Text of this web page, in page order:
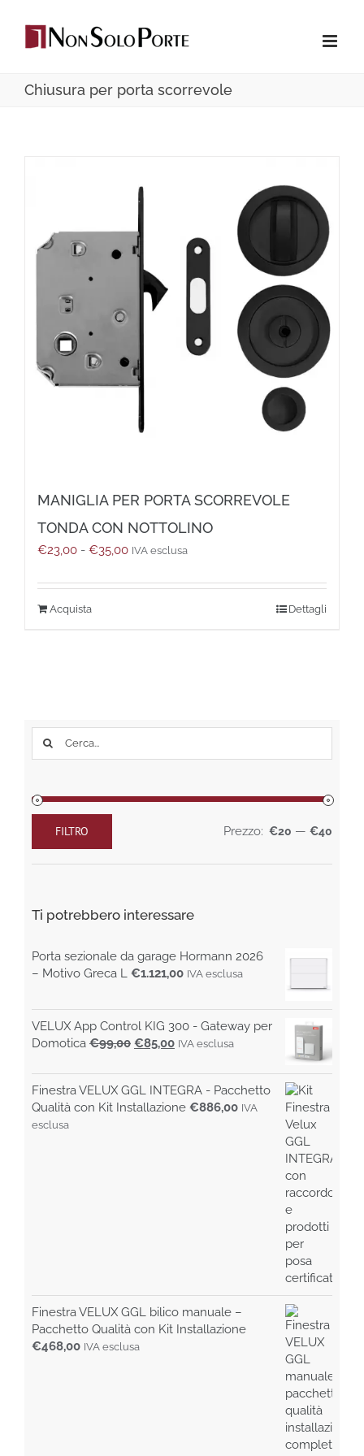
contenuto
Chiusura per porta scorrevole
MANIGLIA PER PORTA SCORREVOLE
TONDA CON NOTTOLINO
€23,00 - €35,00Fascia
prezzo:
IVA esclusa
Questo
possono
essere
scelte
pagina
del
Dettagli
per:
Prezzo
PrezzoFILTRO Prezzo: €20 —€40
Ti potrebbero interessare
Porta sezionale da garage Hormann 2026
– Motivo Greca L €1.121,00 IVA esclusa
VELUX App Control KIG 300 - Gateway per
Domotica €99,00 Il
originale
era:
€99,00.
€85,00Il
attuale
è:
€85,00.
IVA esclusa
Finestra VELUX GGL INTEGRA - Pacchetto
Qualità con Kit Installazione €886,00 IVA
esclusa
Finestra VELUX GGL bilico manuale –
Pacchetto Qualità con Kit Installazione
€468,00 IVA esclusa